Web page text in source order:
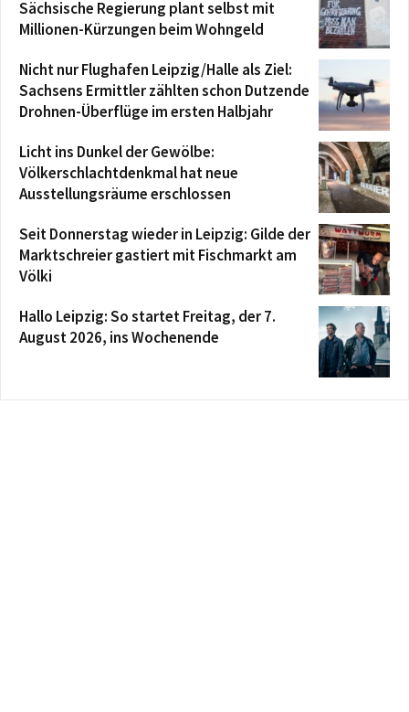
Sächsische Regierung plant selbst mit
Millionen-Kürzungen beim Wohngeld
Nicht nur Flughafen Leipzig/Halle als Ziel:
Sachsens Ermittler zählten schon Dutzende
Drohnen-Überflüge im ersten Halbjahr
Licht ins Dunkel der Gewölbe:
Völkerschlachtdenkmal hat neue
Ausstellungsräume erschlossen
Seit Donnerstag wieder in Leipzig: Gilde der
Marktschreier gastiert mit Fischmarkt am
Völki
Hallo Leipzig: So startet Freitag, der 7.
August 2026, ins Wochenende